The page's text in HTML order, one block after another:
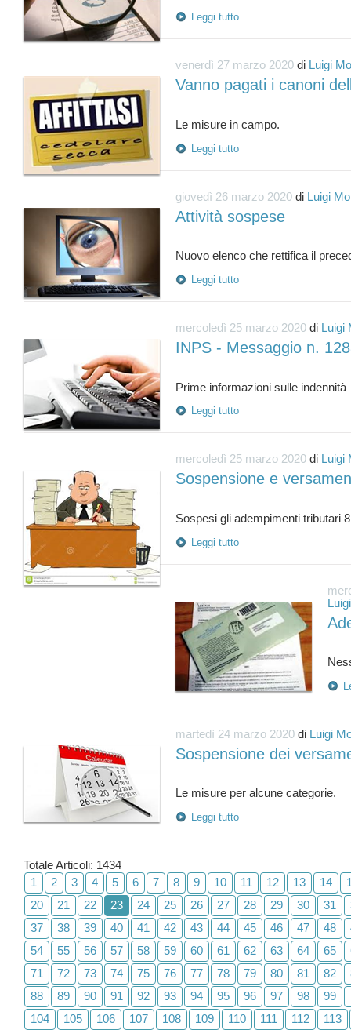
Leggi tutto
venerdì 27 marzo 2020 di Luigi
Vanno pagati i canoni
Leggi tutto
giovedì 26 marzo 2020 di Luigi
Attività sospese
Leggi tutto
mercoledì 25 marzo 2020 di Luigi
INPS - Messaggio n.
Leggi tutto
mercoledì 25 marzo 2020 di Luigi
Sospensione e
Leggi tutto
martedì 24 marzo 2020 di Luigi
Sospensione dei
Leggi tutto
Totale Articoli: 1434
1
2 3 4 5 6 7 8 9 10 11 12 13 14
20
21 22 23 24 25 26 27 28 29 30 31
37
38 39 40 41 42 43 44 45 46 47 48
54
55 56 57 58 59 60 61 62 63 64 65
71
72 73 74 75 76 77 78 79 80 81 82
88
89 90 91 92 93 94 95 96 97 98 99
104
105 106 107 108 109 110 111 112 113